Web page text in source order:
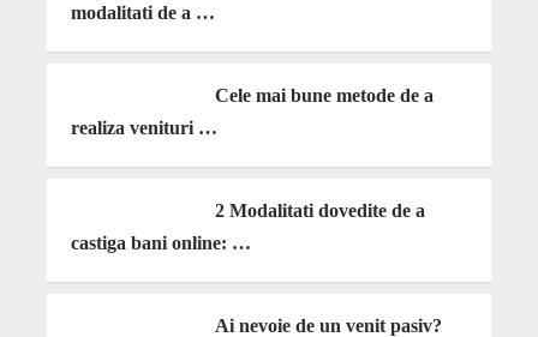
modalitati de a …
Cele mai bune metode de a
realiza venituri …
2 Modalitati dovedite de a
castiga bani online: …
Ai nevoie de un venit pasiv?